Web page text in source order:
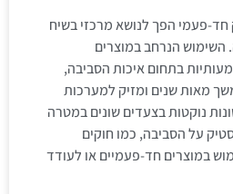
פעמי הפך לנושא מרכזי בשיח
השימוש הנרחב במוצרים
בתחום איכות הסביבה,
מאות שנים ומזיק למערכות
נוקטות בצעדים שונים במטרה
על הסביבה, כמו חוקים
במוצרים חד-פעמיים או לעודד